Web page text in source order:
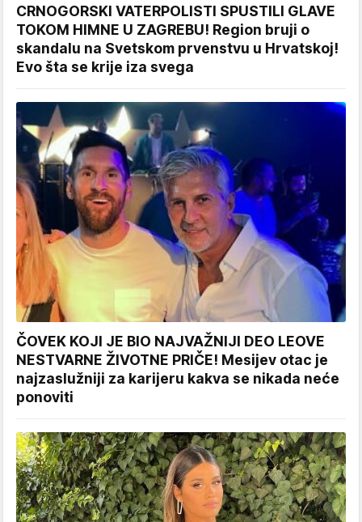
CRNOGORSKI VATERPOLISTI SPUSTILI GLAVE
TOKOM HIMNE U ZAGREBU! Region bruji o
skandalu na Svetskom prvenstvu u Hrvatskoj!
Evo šta se krije iza svega
ČOVEK KOJI JE BIO NAJVAŽNIJI DEO LEOVE
NESTVARNE ŽIVOTNE PRIČE! Mesijev otac je
najzaslužniji za karijeru kakva se nikada neće
ponoviti